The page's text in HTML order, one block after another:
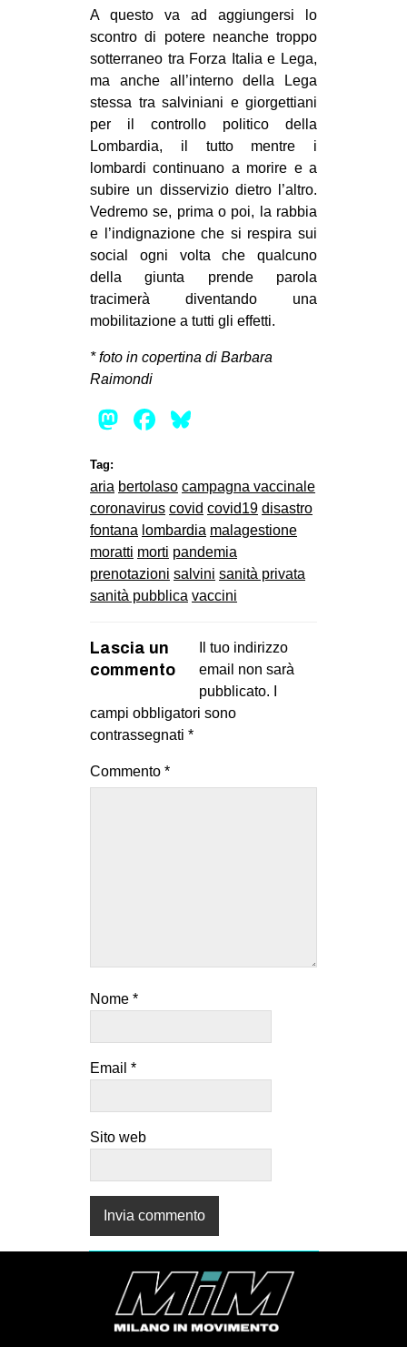
A questo va ad aggiungersi lo
scontro di potere neanche troppo
sotterraneo tra Forza Italia e Lega,
ma anche all’interno della Lega
stessa tra salviniani e giorgettiani
per il controllo politico della
Lombardia, il tutto mentre i
lombardi continuano a morire e a
subire un disservizio dietro l’altro.
Vedremo se, prima o poi, la rabbia
e l’indignazione che si respira sui
social ogni volta che qualcuno
della giunta prende parola
tracimerà diventando una
mobilitazione a tutti gli effetti.
* foto in copertina di Barbara
Raimondi
Mastodon
Facebook
Tag:
aria bertolaso campagna vaccinale
coronavirus covid covid19 disastro
fontana lombardia malagestione
moratti morti pandemia
prenotazioni salvini sanità privata
sanità pubblica vaccini
Lascia un
commento
Il tuo indirizzo
email non sarà
pubblicato.
campi obbligatori sono
contrassegnati *
Commento *
Nome *
Email *
Sito web